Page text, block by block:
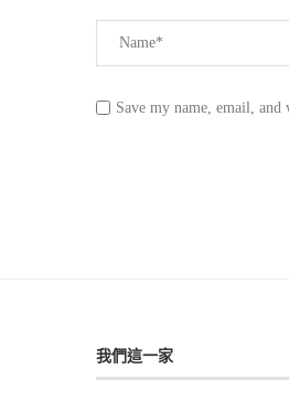
Save my name, email,
我們這一家